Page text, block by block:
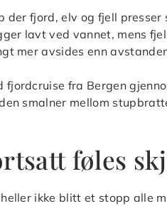
der fjord, elv og fjell
lavt ved vannet, mens
mer avsides enn
fra Bergen
smalner mellom
føles
ikke blitt et stopp alle